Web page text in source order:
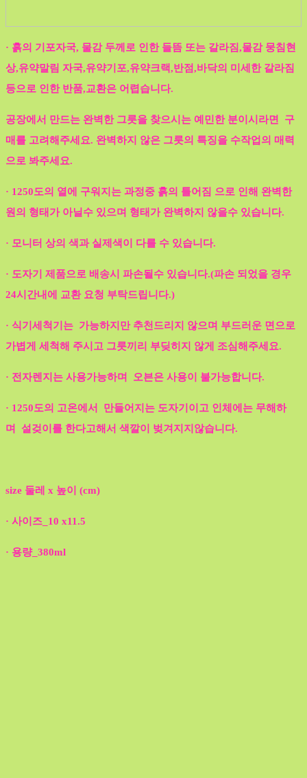
· 흙의 기포자국, 물감 두께로 인한 들뜸 또는 갈라짐,물감 뭉침현
상,유약말림 자국,유약기포,유약크랙,반점,바닥의 미세한 갈라짐
등으로 인한 반품,교환은 어렵습니다.
공장에서 만드는 완벽한 그릇을 찾으시는 예민한 분이시라면 구
매를 고려해주세요. 완벽하지 않은 그릇의 특징을 수작업의 매력
으로 봐주세요.
· 1250도의 열에 구워지는 과정중 흙의 틀어짐 으로 인해 완벽한
원의 형태가 아닐수 있으며 형태가 완벽하지 않을수 있습니다.
· 모니터 상의 색과 실제색이 다를 수 있습니다.
· 도자기 제품으로 배송시 파손될수 있습니다.(파손 되었을 경우
24시간내에 교환 요청 부탁드립니다.)
· 식기세척기는 가능하지만 추천드리지 않으며 부드러운 면으로
가볍게 세척해 주시고 그릇끼리 부딪히지 않게 조심해주세요.
· 전자렌지는 사용가능하며 오븐은 사용이 불가능합니다.
· 1250도의 고온에서 만들어지는 도자기이고 인체에는 무해하
며 설겆이를 한다고해서 색깔이 벚겨지지않습니다.
size 둘레 x 높이 (cm)
· 사이즈_10 x11.5
· 용량_380ml